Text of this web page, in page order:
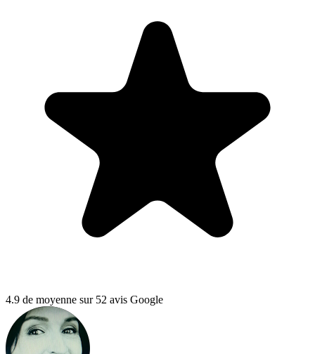
4.9 de moyenne sur 52 avis Google